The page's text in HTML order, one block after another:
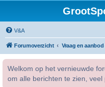
V&A
Forumoverzicht
Welkom op het vernieuwde
om alle berichten te zien, veel